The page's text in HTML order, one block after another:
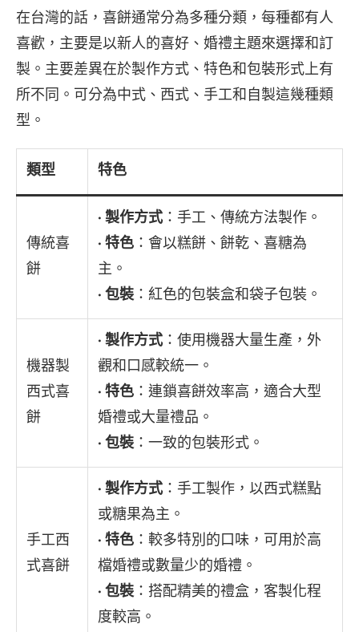
在台灣的話，喜餅通常分為多種分類，每種都有人
喜歡，主要是以新人的喜好、婚禮主題來選擇和訂
製。主要差異在於製作方式、特色和包裝形式上有
所不同。可分為中式、西式、手工和自製這幾種類
型。
類型
特色
傳統喜
餅
•製作方式 ：手工、傳統方法製作。
•特色 ：會以糕餅、餅乾、喜糖為
主。
•包裝：紅色的包裝盒和袋子包裝。
機器製
西式喜
餅
•製作方式 ：使用機器大量生產，外
觀和口感較統一。
•特色 ：連鎖喜餅效率高，適合大型
婚禮或大量禮品。
•包裝：一致的包裝形式。
手工西
式喜餅
•製作方式 ：手工製作，以西式糕點
或糖果為主。
•特色 ：較多特別的口味，可用於高
檔婚禮或數量少的婚禮。
•包裝：搭配精美的禮盒，客製化程
度較高。